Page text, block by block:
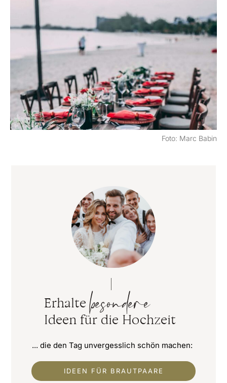
Foto: Marc Babin
Erhaltebesondere
Ideen für die Hochzeit
... die den Tag unvergesslich schön machen:
IDEEN FÜR BRAUTPAARE